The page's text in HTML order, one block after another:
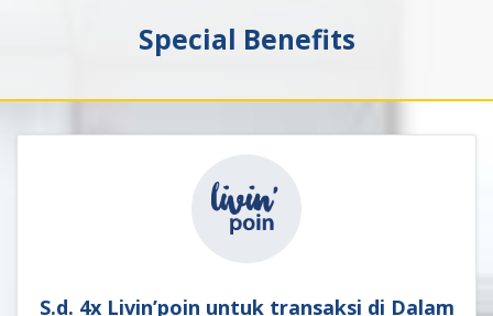
Special Benefits
S.d. 4x Livin’poin untuk transaksi di Dalam